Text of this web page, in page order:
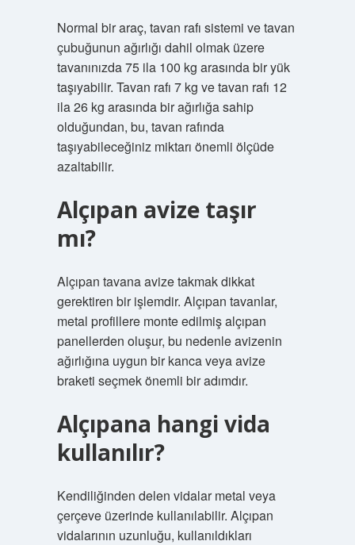
Normal bir araç, tavan rafı sistemi ve tavan
çubuğunun ağırlığı dahil olmak üzere
tavanınızda 75 ila 100 kg arasında bir yük
taşıyabilir. Tavan rafı 7 kg ve tavan rafı 12
ila 26 kg arasında bir ağırlığa sahip
olduğundan, bu, tavan rafında
taşıyabileceğiniz miktarı önemli ölçüde
azaltabilir.
Alçıpan avize taşır
mı?
Alçıpan tavana avize takmak dikkat
gerektiren bir işlemdir. Alçıpan tavanlar,
metal profillere monte edilmiş alçıpan
panellerden oluşur, bu nedenle avizenin
ağırlığına uygun bir kanca veya avize
braketi seçmek önemli bir adımdır.
Alçıpana hangi vida
kullanılır?
Kendiliğinden delen vidalar metal veya
çerçeve üzerinde kullanılabilir. Alçıpan
vidalarının uzunluğu, kullanıldıkları